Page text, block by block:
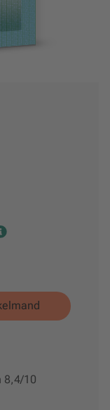
8,4/10